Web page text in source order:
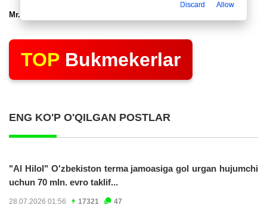
Mr.NoBoDy
TOP Bukmekerlar
ENG KO'P O'QILGAN POSTLAR
"Al Hilol" O'zbekiston terma jamoasiga gol urgan hujumchi
uchun 70 mln. evro taklif...
28.07.2026 01:56 17321 47
Discard Allow